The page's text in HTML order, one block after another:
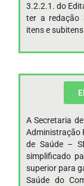
3.2.2.1. do
ter a redação
itens e
A Secretaria
Administração
de Saúde –
simplificado
superior para
Saúde do